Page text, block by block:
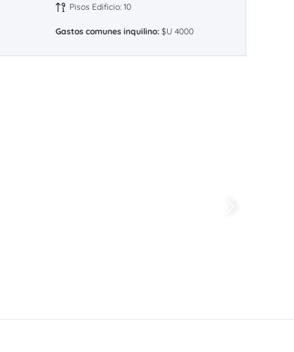
Pisos Edificio: 10
Gastos comunes inquilino:$U 4000